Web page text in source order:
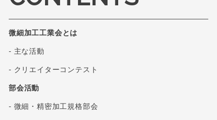
微細加工工業会とは
- 主な活動
- クリエイターコンテスト
部会活動
- 微細・精密加工規格部会